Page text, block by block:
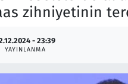
zihniyetinin
- 23:39
YAYINLANMA